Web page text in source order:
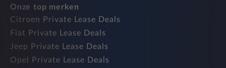
Onze top merken
Citroen Private Lease Deals
Fiat Private Lease Deals
Jeep Private Lease Deals
Opel Private Lease Deals